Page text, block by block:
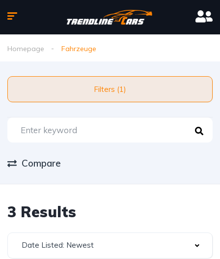
Homepage Fahrzeuge
Filters (1)
Compare
3 Results
Date Listed: Newest